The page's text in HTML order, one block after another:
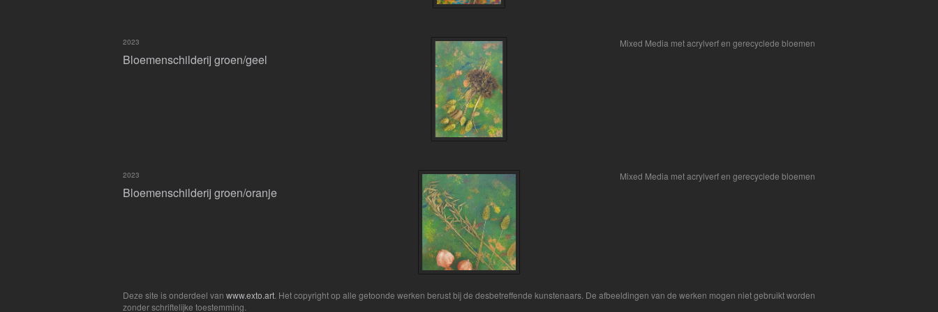
Bloemenschilderij groen/geel
2023 Mixed Media met acrylverf en gerecyclede bloemen
Bloemenschilderij groen/oranje
2023 Mixed Media met acrylverf en gerecyclede bloemen
Deze site is onderdeel van www.exto.art . Het copyright op alle getoonde werken berust bij de desbetreffende kunstenaars. De afbeeldingen van de werken mogen niet gebruikt worden
zonder schriftelijke toestemming.